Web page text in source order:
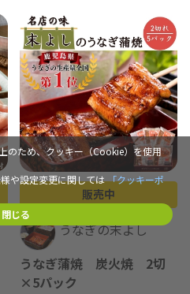
販売中
うなぎの末よし
うなぎ蒲焼 炭火焼 2切
×5パック
のため、クッキー（Cookie）を使用
や設定変更に関しては「クッキーポ
閉じる